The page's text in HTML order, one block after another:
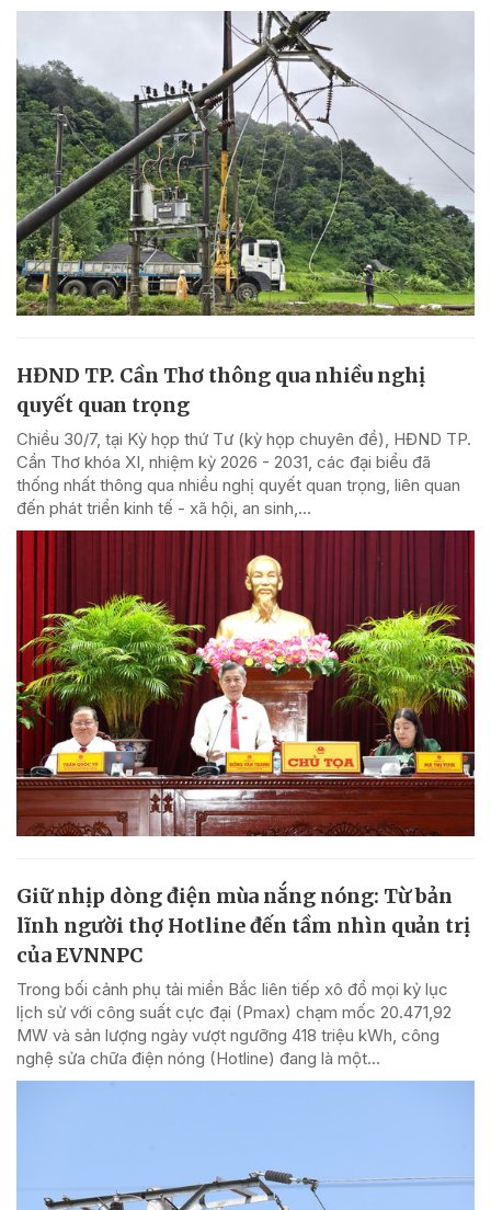
HĐND TP. Cần Thơ thông qua nhiều nghị
quyết quan trọng
Chiều 30/7, tại Kỳ họp thứ Tư (kỳ họp chuyên đề), HĐND TP.
Cần Thơ khóa XI, nhiệm kỳ 2026 - 2031, các đại biểu đã
thống nhất thông qua nhiều nghị quyết quan trọng, liên quan
đến phát triển kinh tế - xã hội, an sinh,...
Giữ nhịp dòng điện mùa nắng nóng: Từ bản
lĩnh người thợ Hotline đến tầm nhìn quản trị
của EVNNPC
Trong bối cảnh phụ tải miền Bắc liên tiếp xô đổ mọi kỷ lục
lịch sử với công suất cực đại (Pmax) chạm mốc 20.471,92
MW và sản lượng ngày vượt ngưỡng 418 triệu kWh, công
nghệ sửa chữa điện nóng (Hotline) đang là một...